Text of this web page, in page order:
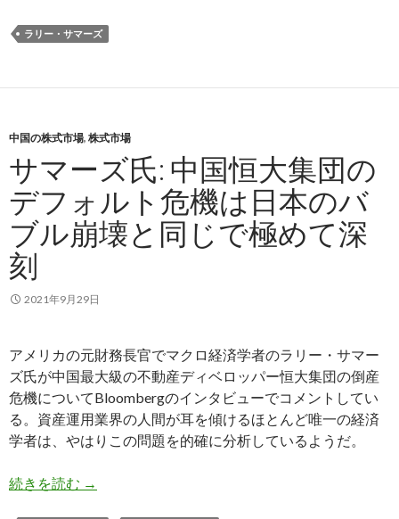
ラリー・サマーズ
中国の株式市場, 株式市場
サマーズ氏: 中国恒大集団の
デフォルト危機は日本のバ
ブル崩壊と同じで極めて深
刻
2021年9月29日
アメリカの元財務長官でマクロ経済学者のラリー・サマー
ズ氏が中国最大級の不動産ディベロッパー恒大集団の倒産
危機についてBloombergのインタビューでコメントしてい
る。資産運用業界の人間が耳を傾けるほとんど唯一の経済
学者は、やはりこの問題を的確に分析しているようだ。
続きを読む サマーズ氏: 中国恒大集団のデフォルト危機は日
→